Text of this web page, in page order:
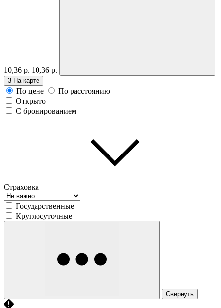
10,36 р. 10,36 р.
3 На карте
По цене
По расстоянию
Открыто
С бронированием
Страховка
Государственные
Круглосуточные
Свернуть